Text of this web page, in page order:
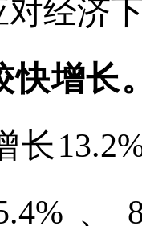
对经济
快增长
长